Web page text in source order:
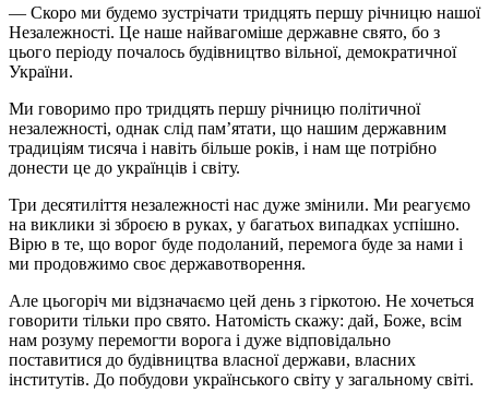
— Скоро ми будемо зустрічати тридцять першу річницю нашої
Незалежності. Це наше найвагоміше державне свято, бо з
цього періоду почалось будівництво вільної, демократичної
України.
Ми говоримо про тридцять першу річницю політичної
незалежності, однак слід пам’ятати, що нашим державним
традиціям тисяча і навіть більше років, і нам ще потрібно
донести це до українців і світу.
Три десятиліття незалежності нас дуже змінили. Ми реагуємо
на виклики зі зброєю в руках, у багатьох випадках успішно.
Вірю в те, що ворог буде подоланий, перемога буде за нами і
ми продовжимо своє державотворення.
Але цьогоріч ми відзначаємо цей день з гіркотою. Не хочеться
говорити тільки про свято. Натомість скажу: дай, Боже, всім
нам розуму перемогти ворога і дуже відповідально
поставитися до будівництва власної держави, власних
інститутів. До побудови українського світу у загальному світі.